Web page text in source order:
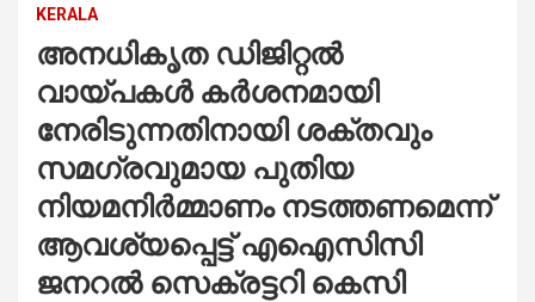
KERALA
അനധികൃത ഡിജിറ്റൽ
വായ്പകൾ കർശനമായി
നേരിടുന്നതിനായി ശക്തവും
സമഗ്രവുമായ പുതിയ
നിയമനിർമ്മാണം നടത്തണമെന്ന്
ആവശ്യപ്പെട്ട് എഐസിസി
ജനറൽ സെക്രട്ടറി കെസി